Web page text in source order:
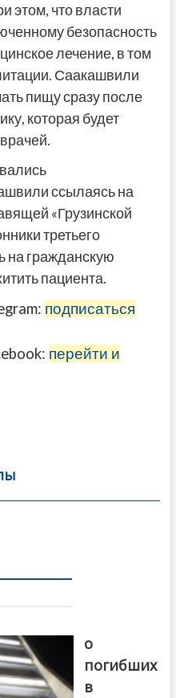
этом, что власти
безопасность
лечение, в том
Саакашвили
пищу сразу после
которая будет
ссылаясь на
«Грузинской
третьего
на гражданскую
пациента.
подписаться
перейти и
о
погибших
в